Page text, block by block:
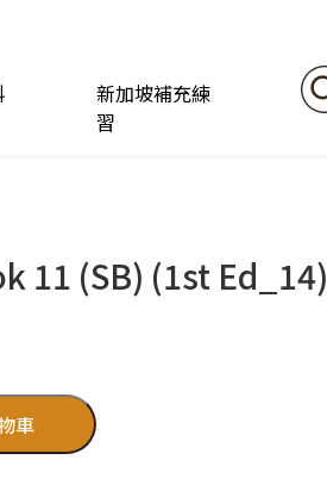
新加坡補充練
習
11 (SB) (1st Ed_14)
車